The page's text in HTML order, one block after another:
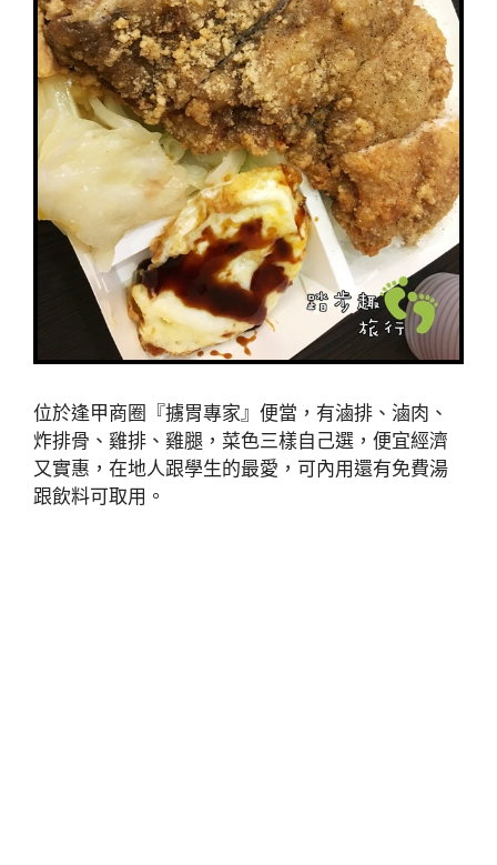
位於逢甲商圈『擄胃專家』便當，有滷排、滷肉、
炸排骨、雞排、雞腿，菜色三樣自己選，便宜經濟
又實惠，在地人跟學生的最愛，可內用還有免費湯
跟飲料可取用。